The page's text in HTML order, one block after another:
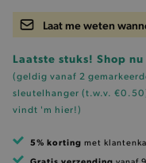
Laat me weten
Laatste stuks! Shop
(geldig vanaf 2
sleutelhanger (t.w.v.
vindt 'm hier!)
5% korting met